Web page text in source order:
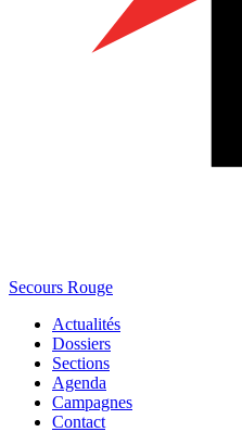
Secours Rouge
Actualités
Dossiers
Sections
Agenda
Campagnes
Contact